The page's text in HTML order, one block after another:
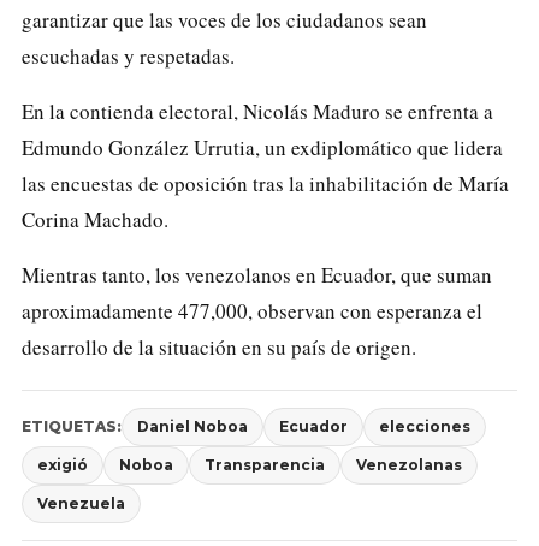
garantizar que las voces de los ciudadanos sean
escuchadas y respetadas.
En la contienda electoral, Nicolás Maduro se enfrenta a
Edmundo González Urrutia, un exdiplomático que lidera
las encuestas de oposición tras la inhabilitación de María
Corina Machado.
Mientras tanto, los venezolanos en Ecuador, que suman
aproximadamente 477,000, observan con esperanza el
desarrollo de la situación en su país de origen.
ETIQUETAS: Daniel Noboa Ecuador elecciones
exigió Noboa Transparencia Venezolanas
Venezuela